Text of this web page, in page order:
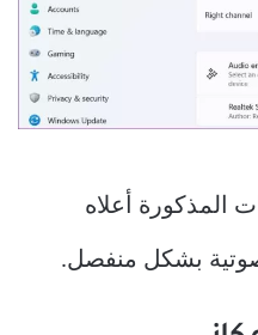
المذكورة أعلاه
بشكل منفصل.